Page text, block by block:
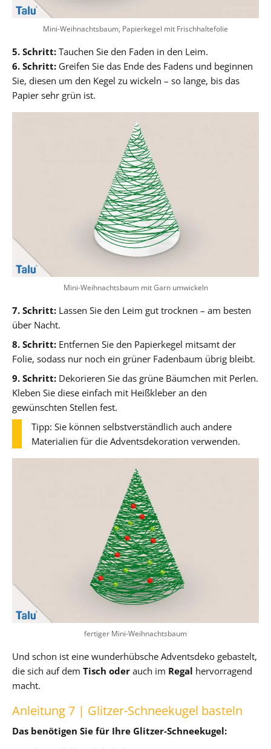
Mini-Weihnachtsbaum, Papierkegel mit Frischhaltefolie
5. Schritt: Tauchen Sie den Faden in den Leim.
6. Schritt: Greifen Sie das Ende des Fadens und beginnen
Sie, diesen um den Kegel zu wickeln – so lange, bis das
Papier sehr grün ist.
Mini-Weihnachtsbaum mit Garn umwickeln
7. Schritt: Lassen Sie den Leim gut trocknen – am besten
über Nacht.
8. Schritt: Entfernen Sie den Papierkegel mitsamt der
Folie, sodass nur noch ein grüner Fadenbaum übrig bleibt.
9. Schritt: Dekorieren Sie das grüne Bäumchen mit Perlen.
Kleben Sie diese einfach mit Heißkleber an den
gewünschten Stellen fest.
Tipp: Sie können selbstverständlich auch andere
Materialien für die Adventsdekoration verwenden.
fertiger Mini-Weihnachtsbaum
Und schon ist eine wunderhübsche Adventsdeko gebastelt,
die sich auf dem Tisch oder auch im Regal hervorragend
macht.
Anleitung 7 | Glitzer-Schneekugel basteln
Das benötigen Sie für Ihre Glitzer-Schneekugel: